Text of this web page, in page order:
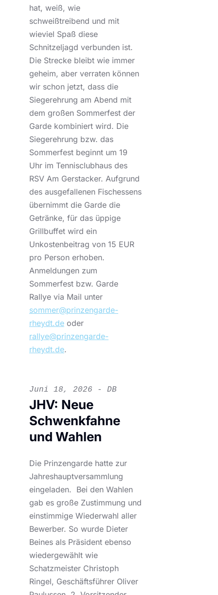
hat, weiß, wie
schweißtreibend und mit
wieviel Spaß diese
Schnitzeljagd verbunden ist.
Die Strecke bleibt wie immer
geheim, aber verraten können
wir schon jetzt, dass die
Siegerehrung am Abend mit
dem großen Sommerfest der
Garde kombiniert wird. Die
Siegerehrung bzw. das
Sommerfest beginnt um 19
Uhr im Tennisclubhaus des
RSV Am Gerstacker. Aufgrund
des ausgefallenen Fischessens
übernimmt die Garde die
Getränke, für das üppige
Grillbuffet wird ein
Unkostenbeitrag von 15 EUR
pro Person erhoben.
Anmeldungen zum
Sommerfest bzw. Garde
Rallye via Mail unter
sommer@prinzengarde-
rheydt.de oder
rallye@prinzengarde-
rheydt.de.
Juni 18, 2026 - DB
JHV: Neue
Schwenkfahne
und Wahlen
Die Prinzengarde hatte zur
Jahreshauptversammlung
eingeladen. Bei den Wahlen
gab es große Zustimmung und
einstimmige Wiederwahl aller
Bewerber. So wurde Dieter
Beines als Präsident ebenso
wiedergewählt wie
Schatzmeister Christoph
Ringel, Geschäftsführer Oliver